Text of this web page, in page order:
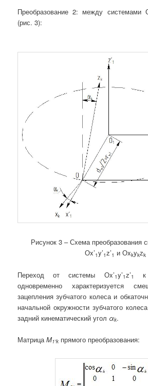
Преобразование 2: между системами
(рис. 3):
Рисунок 3 – Схема преобразования
Оx’1y’1z’1 и Оxkykzk
Переход от системы Оx’1y’1z’1 к
одновременно характеризуется
зацепления зубчатого колеса и
начальной окружности зубчатого колеса
задний кинематический угол αk.
МатрицаM1′k прямого преобразования: